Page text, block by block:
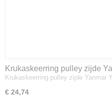
Krukaskeerring pulley zijde
Deere - 119934-01800
Krukaskeerring pulley zijde
€ 24,74